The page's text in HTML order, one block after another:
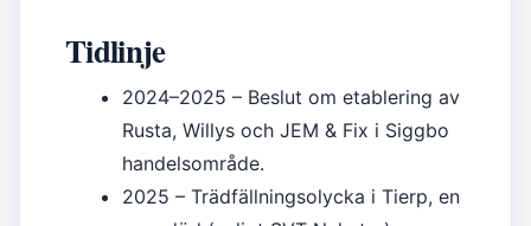
Tidlinje
2024–2025 – Beslut om etablering av
Rusta, Willys och JEM & Fix i Siggbo
handelsområde.
2025 – Trädfällningsolycka i Tierp, en